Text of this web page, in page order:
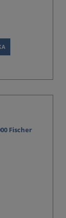
Fischer